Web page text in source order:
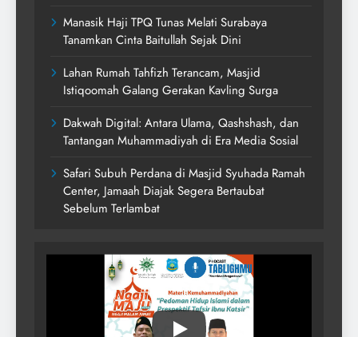
Manasik Haji TPQ Tunas Melati Surabaya
Tanamkan Cinta Baitullah Sejak Dini
Lahan Rumah Tahfizh Terancam, Masjid
Istiqoomah Galang Gerakan Kavling Surga
Dakwah Digital: Antara Ulama, Qashshash, dan
Tantangan Muhammadiyah di Era Media Sosial
Safari Subuh Perdana di Masjid Syuhada Ramah
Center, Jamaah Diajak Segera Bertaubat
Sebelum Terlambat